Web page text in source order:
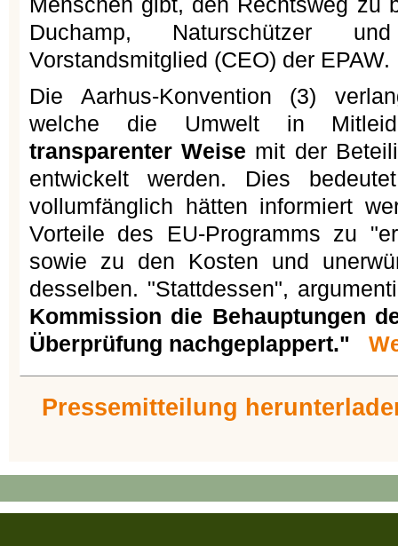
Duchamp, Naturschützer und
Vorstandsmitglied (CEO) der EPAW.
Die Aarhus-Konvention (3)
welche die Umwelt in
transparenter Weise mit der
entwickelt werden. Dies
vollumfänglich hätten informiert
Vorteile des EU-Programms zu
sowie zu den Kosten und
desselben. "Stattdessen",
Kommission die Behauptungen
Überprüfung nachgeplappert."
Pressemitteilung